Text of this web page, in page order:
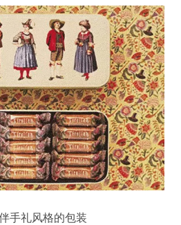
手礼风格的包装